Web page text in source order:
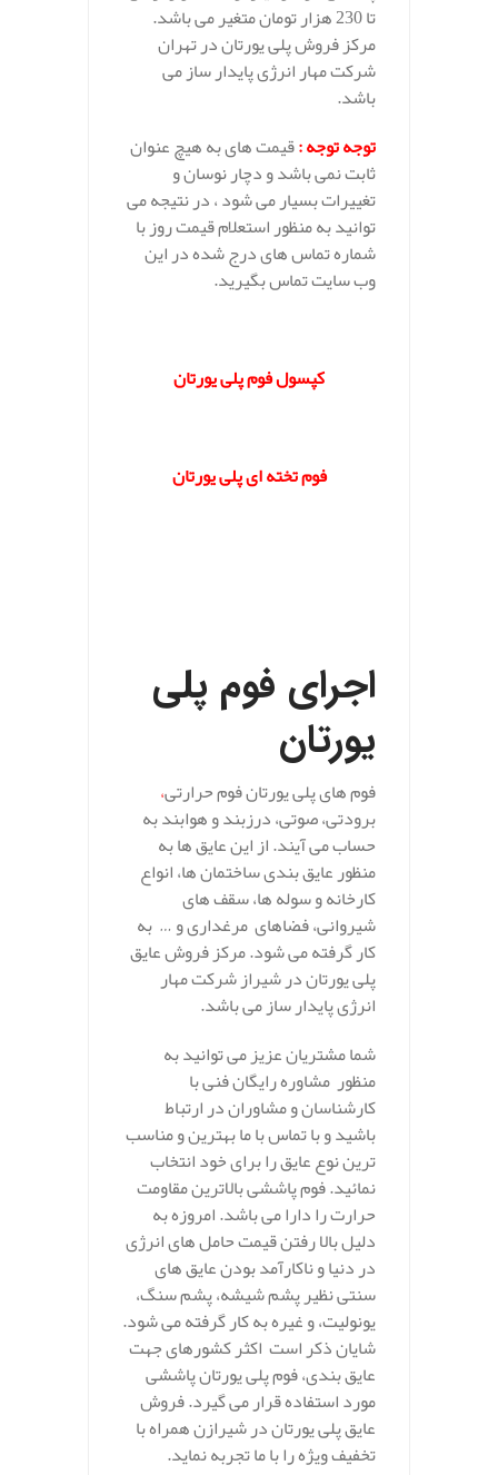
تا 230 هزار تومان متغیر می باشد.
مرکز فروش پلی یورتان در تهران
شرکت مهار انرژی پایدار ساز می
باشد.
توجه توجه:قیمت های به هیچ عنوان
ثابت نمی باشد و دچار نوسان و
تغییرات بسیار می شود ، در نتیجه می
توانید به منظور استعلام قیمت روز با
شماره تماس های درج شده در این
وب سایت تماس بگیرید.
کپسول فوم پلی یورتان
فوم تخته ای پلی یورتان
اجرای فوم پلی
یورتان
فوم های پلی یورتان فوم حرارتی،
برودتی، صوتی، درزبند و هوابند به
حساب می آیند. از این عایق ها به
منظور عایق بندی ساختمان ها، انواع
کارخانه و سوله ها، سقف های
شیروانی، فضاهای مرغداری و … به
کار گرفته می شود. مرکز فروش عایق
پلی یورتان در شیراز شرکت مهار
انرژی پایدار ساز می باشد.
شما مشتریان عزیز می توانید به
منظور مشاوره رایگان فنی با
کارشناسان و مشاوران در ارتباط
باشید و با تماس با ما بهترین و مناسب
ترین نوع عایق را برای خود انتخاب
نمائید. فوم پاششی بالاترین مقاومت
حرارت را دارا می باشد. امروزه به
دلیل بالا رفتن قیمت حامل های انرژی
در دنیا و ناکارآمد بودن عایق های
سنتی نظیر پشم شیشه، پشم سنگ،
یونولیت، و غیره به کار گرفته می شود.
شایان ذکر است اکثر کشورهای جهت
عایق بندی، فوم پلی یورتان پاششی
مورد استفاده قرار می گیرد. فروش
عایق پلی یورتان در شیرازن همراه با
تخفیف ویژه را با ما تجربه نماید.